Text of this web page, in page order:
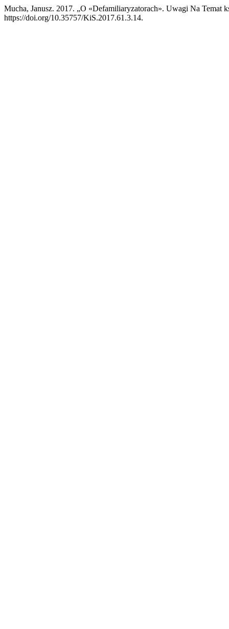
Mucha, Janusz. 2017. „O «Defamiliaryzatorach». Uwagi Na Temat
https://doi.org/10.35757/KiS.2017.61.3.14.